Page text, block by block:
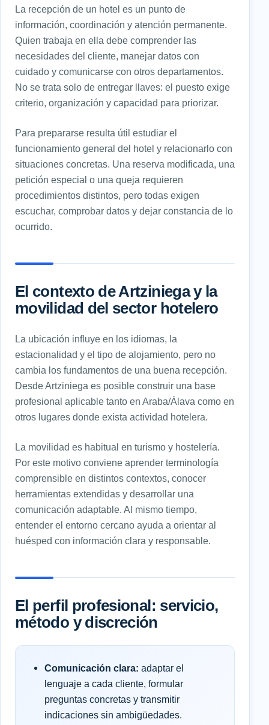
La recepción de un hotel es un punto de
información, coordinación y atención permanente.
Quien trabaja en ella debe comprender las
necesidades del cliente, manejar datos con
cuidado y comunicarse con otros departamentos.
No se trata solo de entregar llaves: el puesto exige
criterio, organización y capacidad para priorizar.
Para prepararse resulta útil estudiar el
funcionamiento general del hotel y relacionarlo con
situaciones concretas. Una reserva modificada, una
petición especial o una queja requieren
procedimientos distintos, pero todas exigen
escuchar, comprobar datos y dejar constancia de lo
ocurrido.
El contexto de Artziniega y la
movilidad del sector hotelero
La ubicación influye en los idiomas, la
estacionalidad y el tipo de alojamiento, pero no
cambia los fundamentos de una buena recepción.
Desde Artziniega es posible construir una base
profesional aplicable tanto en Araba/Álava como en
otros lugares donde exista actividad hotelera.
La movilidad es habitual en turismo y hostelería.
Por este motivo conviene aprender terminología
comprensible en distintos contextos, conocer
herramientas extendidas y desarrollar una
comunicación adaptable. Al mismo tiempo,
entender el entorno cercano ayuda a orientar al
huésped con información clara y responsable.
El perfil profesional: servicio,
método y discreción
Comunicación clara: adaptar el
lenguaje a cada cliente, formular
preguntas concretas y transmitir
indicaciones sin ambigüedades.